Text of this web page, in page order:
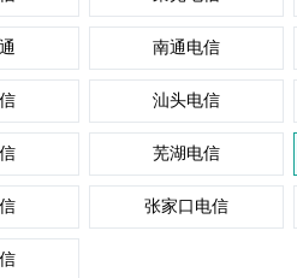
南通电信
汕头电信
芜湖电信
张家口电信